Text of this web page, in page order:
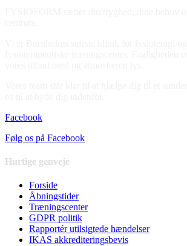
Facebook
Følg os på Facebook
Hurtige genveje
Forside
Åbningstider
Træningscenter
GDPR politik
Rapportér utilsigtede hændelser
IKAS akkrediteringsbevis